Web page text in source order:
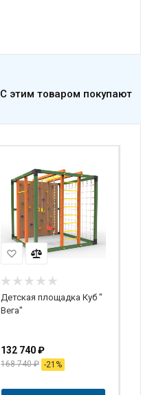
С этим товаром покупают
Детская площадка Куб "
Вега"
132 740₽
168 740₽ -21 %